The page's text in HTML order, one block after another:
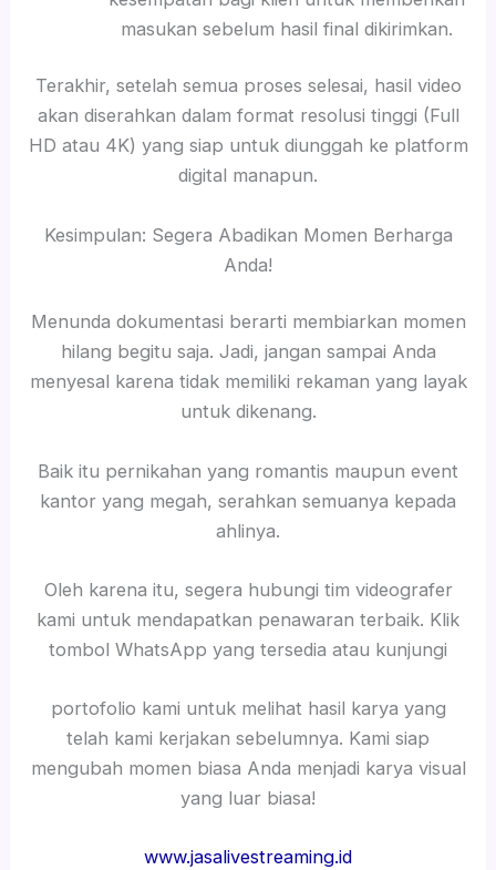
masukan sebelum hasil final dikirimkan.
Terakhir, setelah semua proses selesai, hasil video
akan diserahkan dalam format resolusi tinggi (Full
HD atau 4K) yang siap untuk diunggah ke platform
digital manapun.
Kesimpulan: Segera Abadikan Momen Berharga
Anda!
Menunda dokumentasi berarti membiarkan momen
hilang begitu saja. Jadi, jangan sampai Anda
menyesal karena tidak memiliki rekaman yang layak
untuk dikenang.
Baik itu pernikahan yang romantis maupun event
kantor yang megah, serahkan semuanya kepada
ahlinya.
Oleh karena itu, segera hubungi tim videografer
kami untuk mendapatkan penawaran terbaik. Klik
tombol WhatsApp yang tersedia atau kunjungi
portofolio kami untuk melihat hasil karya yang
telah kami kerjakan sebelumnya. Kami siap
mengubah momen biasa Anda menjadi karya visual
yang luar biasa!
www.jasalivestreaming.id